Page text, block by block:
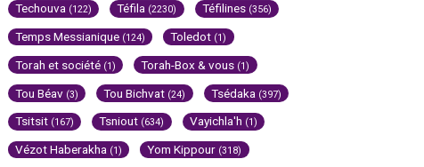
Techouva (122) Téfila (2230) Téfilines (356)
Temps Messianique (124) Toledot (1)
Torah et société (1) Torah-Box & vous (1)
Tou Béav (3) Tou Bichvat (24) Tsédaka (397)
Tsitsit (167) Tsniout (634) Vayichla'h (1)
Vézot Haberakha (1) Yom Kippour (318)